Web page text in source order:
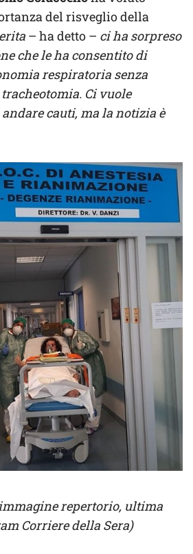
del risveglio della
– ha detto – ci ha sorpreso
che le ha consentito di
respiratoria senza
Ci vuole
cauti, ma la notizia è
repertorio, ultima
Corriere della Sera)